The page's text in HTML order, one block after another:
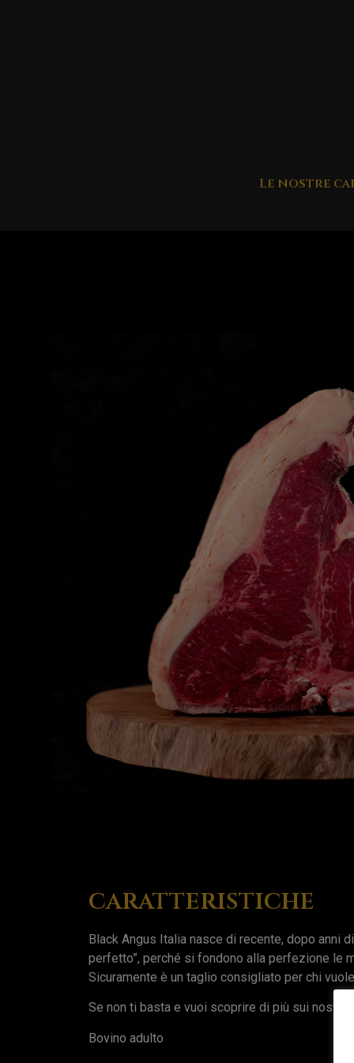
Le nostre
caratteristiche
Black Angus Italia nasce di recente, dopo anni
perfetto”, perché si fondono alla perfezione le
Sicuramente è un taglio consigliato per chi
Se non ti basta e vuoi scoprire di più sui nostri
Bovino adulto